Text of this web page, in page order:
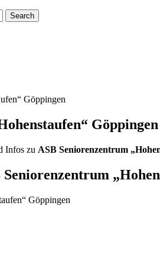
Search
Göppingen
Göppingen
Infos zu ASB Seniorenzentrum
Göppingen